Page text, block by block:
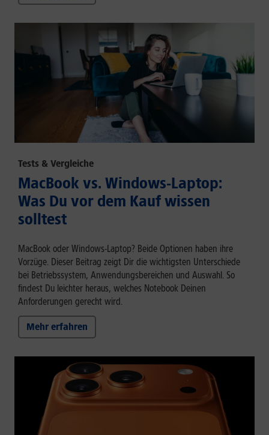
Tests & Vergleiche
MacBook vs. Windows-Laptop:
Was Du vor dem Kauf wissen
solltest
MacBook oder Windows-Laptop? Beide Optionen haben ihre
Vorzüge. Dieser Beitrag zeigt Dir die wichtigsten Unterschiede
bei Betriebssystem, Anwendungsbereichen und Auswahl. So
findest Du leichter heraus, welches Notebook Deinen
Anforderungen gerecht wird.
Mehr erfahren